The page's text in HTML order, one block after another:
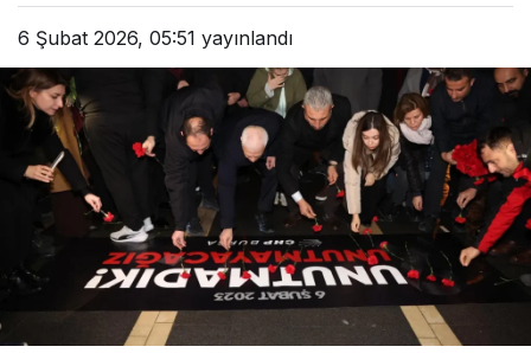
6 Şubat 2026, 05:51 yayınlandı